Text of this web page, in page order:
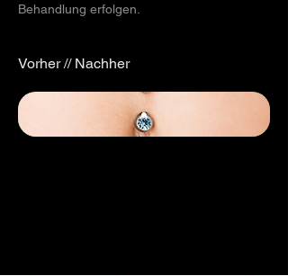
Behandlung erfolgen.
Vorher // Nachher